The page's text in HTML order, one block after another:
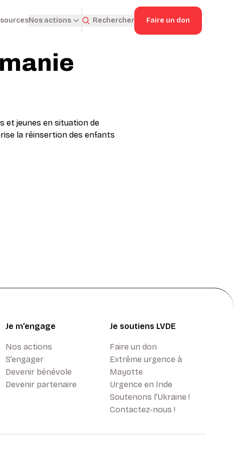
Nos actions Rechercher Faire un don
et jeunes en situation de
la réinsertion des enfants
Je m’engage
Nos actions
S’engager
Devenir bénévole
Devenir partenaire
Je soutiens LVDE
Faire un don
Extrême urgence à
Mayotte
Urgence en Inde
Soutenons l'Ukraine !
Contactez-nous !